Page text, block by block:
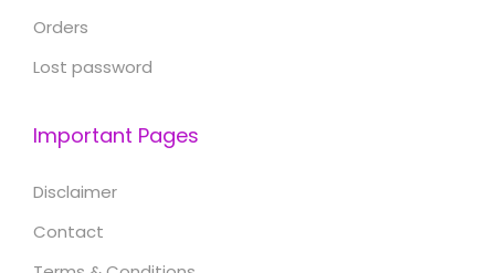
Orders
Lost password
Important Pages
Disclaimer
Contact